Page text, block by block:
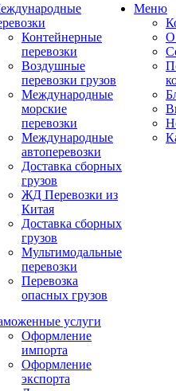
Контейнерные
перевозки
Воздушные
перевозки грузов
Международные
морские
перевозки
Международные
автоперевозки
Доставка сборных
грузов
ЖД Перевозки из
Китая
Доставка сборных
грузов
Мультимодальные
перевозки
Перевозка
опасных грузов
Меню
О
услуги
Оформление
импорта
Оформление
экспорта